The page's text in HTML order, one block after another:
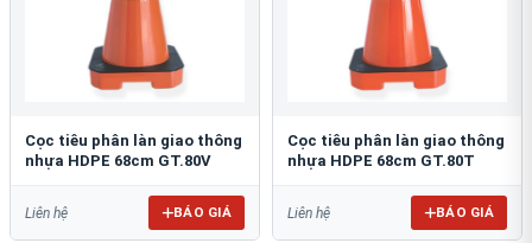
Cọc tiêu phân làn giao thông
nhựa HDPE 68cm GT.80V
Liên hệ BÁO GIÁ
Cọc tiêu phân làn giao thông
nhựa HDPE 68cm GT.80T
Liên hệ BÁO GIÁ